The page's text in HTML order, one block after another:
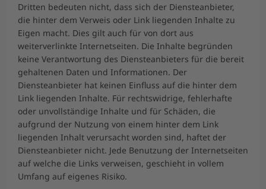
Dritten bedeuten nicht, dass sich der Diensteanbieter,
die hinter dem Verweis oder Link liegenden Inhalte zu
Eigen macht. Dies gilt auch für von dort aus
weiterverlinkte Internetseiten. Die Inhalte begründen
keine Verantwortung des Diensteanbieters für die bereit
gehaltenen Daten und Informationen. Der
Diensteanbieter hat keinen Einfluss auf die hinter dem
Link liegenden Inhalte. Für rechtswidrige, fehlerhafte
oder unvollständige Inhalte und für Schäden, die
aufgrund der Nutzung von einem hinter dem Link
liegenden Inhalt verursacht worden sind, haftet der
Diensteanbieter nicht. Jede Benutzung der Internetseiten
auf welche die Links verweisen, geschieht in vollem
Umfang auf eigenes Risiko.